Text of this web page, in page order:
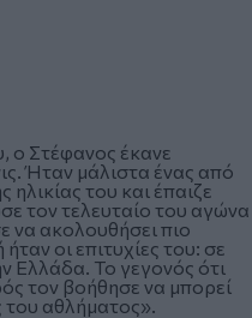
ο Στέφανος έκανε
Ήταν μάλιστα ένας από
ηλικίας του και έπαιζε
τον τελευταίο του αγώνα
ακολουθήσει πιο
οι επιτυχίες του: σε
Ελλάδα. Το γεγονός ότι
τον βοήθησε να μπορεί
του αθλήματος».